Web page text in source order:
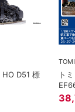
D51 標
ト